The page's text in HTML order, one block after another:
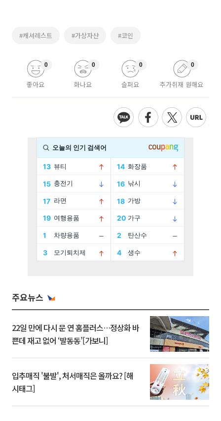
#캐셔레스트 #가상자산 #코인
좋아요
0
화나요
0
슬퍼요
0
추가취재 원해요
0
주요뉴스
22일 만에 다시 문 연 홈플러스…정상화 바
쁜데 재고 없어 ‘발동동’[가보니]
입추매직 '불발', 처서매직은 올까요? [해
시태그]